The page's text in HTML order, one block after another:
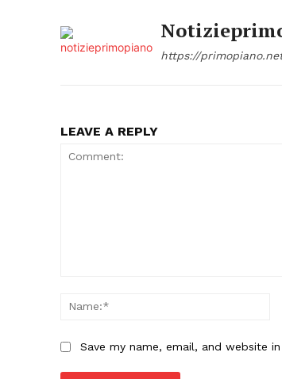
https://
LEAVE A REPLY
Save my name, email, and website